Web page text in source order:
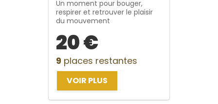
Un moment pour bouger,
respirer et retrouver le plaisir
du mouvement
20 €
9 places restantes
VOIR PLUS